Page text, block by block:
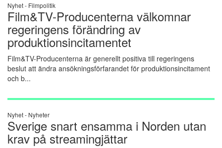
Nyhet - Filmpolitik
Film&TV-Producenterna välkomnar
regeringens förändring av
produktionsincitamentet
Film&TV-Producenterna är generellt positiva till regeringens
beslut att ändra ansökningsförfarandet för produktionsincitament
och b...
Nyhet - Nyheter
Sverige snart ensamma i Norden utan
krav på streamingjättar